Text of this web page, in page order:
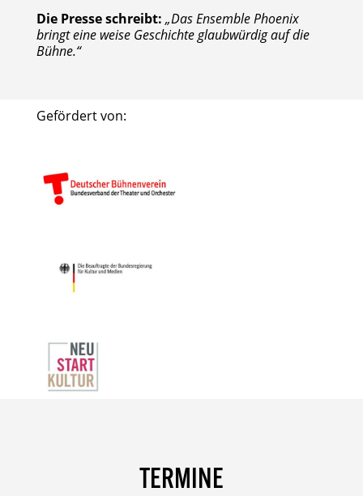
Die Presse schreibt: „Das Ensemble Phoenix
bringt eine weise Geschichte glaubwürdig auf die
Bühne.“
Gefördert von:
TERMINE